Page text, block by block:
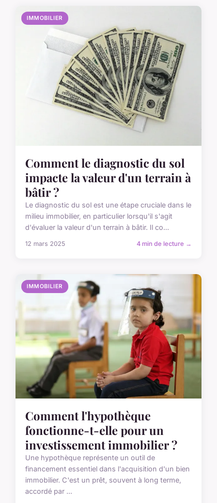
IMMOBILIER
Comment le diagnostic du sol
impacte la valeur d'un terrain à
bâtir ?
Le diagnostic du sol est une étape cruciale dans le
milieu immobilier, en particulier lorsqu'il s'agit
d'évaluer la valeur d'un terrain à bâtir. Il co...
12 mars 2025 4 min de lecture →
IMMOBILIER
Comment l'hypothèque
fonctionne-t-elle pour un
investissement immobilier ?
Une hypothèque représente un outil de
financement essentiel dans l'acquisition d'un bien
immobilier. C'est un prêt, souvent à long terme,
accordé par ...